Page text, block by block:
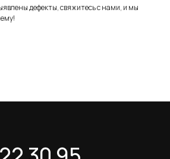
дефекты, свяжитесь с нами, и мы